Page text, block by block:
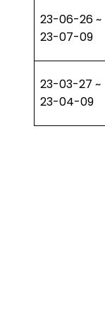
23-06-26 ~
23-07-09
23-03-27 ~
23-04-09